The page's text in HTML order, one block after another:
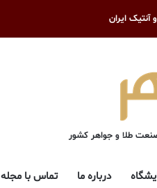
ایران
طلا و جواهر کشور
درباره ما تماس با مجله